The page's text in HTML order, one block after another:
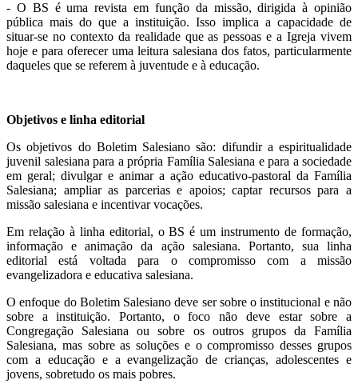
- O BS é uma revista em função da missão, dirigida à opinião
pública mais do que a instituição. Isso implica a capacidade de
situar-se no contexto da realidade que as pessoas e a Igreja vivem
hoje e para oferecer uma leitura salesiana dos fatos, particularmente
daqueles que se referem à juventude e à educação.
Objetivos e linha editorial
Os objetivos do Boletim Salesiano são: difundir a espiritualidade
juvenil salesiana para a própria Família Salesiana e para a sociedade
em geral; divulgar e animar a ação educativo-pastoral da Família
Salesiana; ampliar as parcerias e apoios; captar recursos para a
missão salesiana e incentivar vocações.
Em relação à linha editorial, o BS é um instrumento de formação,
informação e animação da ação salesiana. Portanto, sua linha
editorial está voltada para o compromisso com a missão
evangelizadora e educativa salesiana.
O enfoque do Boletim Salesiano deve ser sobre o institucional e não
sobre a instituição. Portanto, o foco não deve estar sobre a
Congregação Salesiana ou sobre os outros grupos da Família
Salesiana, mas sobre as soluções e o compromisso desses grupos
com a educação e a evangelização de crianças, adolescentes e
jovens, sobretudo os mais pobres.